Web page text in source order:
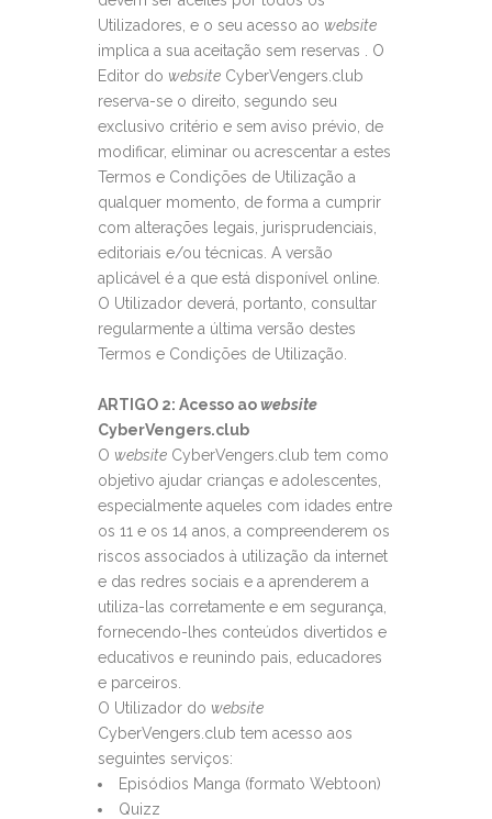
Utilizadores, e o seu acesso ao website
implica a sua aceitação sem reservas . O
Editor do website CyberVengers.club
reserva-se o direito, segundo seu
exclusivo critério e sem aviso prévio, de
modificar, eliminar ou acrescentar a estes
Termos e Condições de Utilização a
qualquer momento, de forma a cumprir
com alterações legais, jurisprudenciais,
editoriais e/ou técnicas. A versão
aplicável é a que está disponível online.
O Utilizador deverá, portanto, consultar
regularmente a última versão destes
Termos e Condições de Utilização.
ARTIGO 2: Acesso aowebsite
CyberVengers.club
O website CyberVengers.club tem como
objetivo ajudar crianças e adolescentes,
especialmente aqueles com idades entre
os 11 e os 14 anos, a compreenderem os
riscos associados à utilização da internet
e das redres sociais e a aprenderem a
utiliza-las corretamente e em segurança,
fornecendo-lhes conteúdos divertidos e
educativos e reunindo pais, educadores
e parceiros.
O Utilizador do website
CyberVengers.club tem acesso aos
seguintes serviços:
Episódios Manga (formato Webtoon)
Quizz